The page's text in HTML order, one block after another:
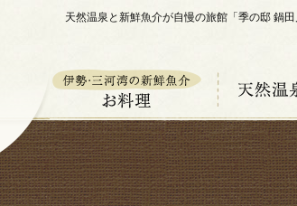
天然温泉と新鮮魚介が自慢の旅館「季の邸 鍋田